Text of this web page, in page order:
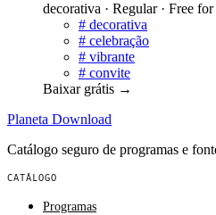
decorativa · Regular · Free
# decorativa
# celebração
# vibrante
# convite
Baixar grátis →
Planeta Download
Catálogo seguro de programas e
CATÁLOGO
Programas